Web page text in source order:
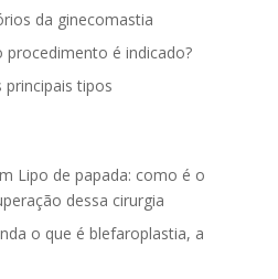
da ginecomastia
procedimento é indicado?
principais tipos
Lipo de papada: como é o
dessa cirurgia
o que é blefaroplastia, a